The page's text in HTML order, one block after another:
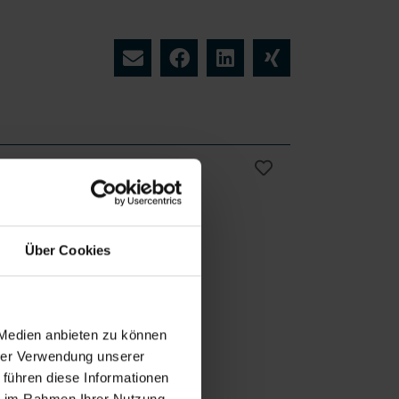
Über Cookies
anbieten zu können
Verwendung unserer
diese Informationen
Vollzeit